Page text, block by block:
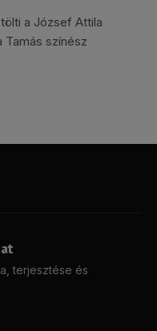
a József Attila
Tamás színész
terjesztése és